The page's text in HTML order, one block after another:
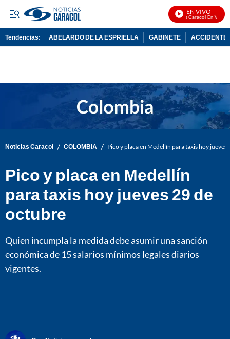
EN VIVO
Noticias Caracol En Vivo
Tendencias: ABELARDO DE LA ESPRIELLA GABINETE ACCIDENTE
Noticias Caracol / COLOMBIA / Pico y placa en Medellín para taxis hoy jueves
Pico y placa en Medellín
para taxis hoy jueves 29 de
octubre
Quien incumpla la medida debe asumir una sanción
económica de 15 salarios mínimos legales diarios
vigentes.